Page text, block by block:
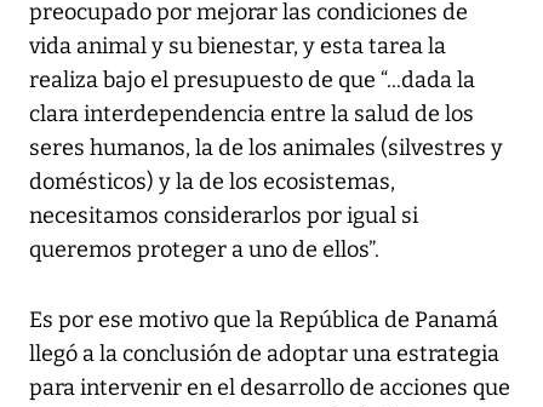
preocupado por mejorar las condiciones de
vida animal y su bienestar, y esta tarea la
realiza bajo el presupuesto de que “...dada la
clara interdependencia entre la salud de los
seres humanos, la de los animales (silvestres y
domésticos) y la de los ecosistemas,
necesitamos considerarlos por igual si
queremos proteger a uno de ellos”.
Es por ese motivo que la República de Panamá
llegó a la conclusión de adoptar una estrategia
para intervenir en el desarrollo de acciones que